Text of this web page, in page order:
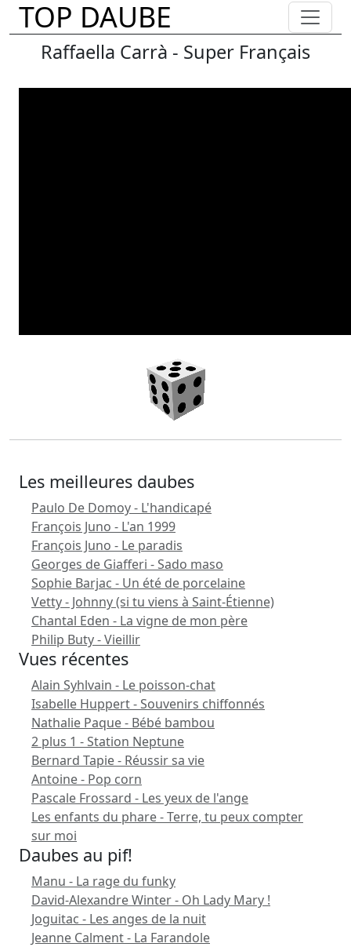
TOP DAUBE
Raffaella Carrà - Super Français
Les meilleures daubes
Paulo De Domoy - L'handicapé
François Juno - L'an 1999
François Juno - Le paradis
Georges de Giafferi - Sado maso
Sophie Barjac - Un été de porcelaine
Vetty - Johnny (si tu viens à Saint-Étienne)
Chantal Eden - La vigne de mon père
Philip Buty - Vieillir
Vues récentes
Alain Syhlvain - Le poisson-chat
Isabelle Huppert - Souvenirs chiffonnés
Nathalie Paque - Bébé bambou
2 plus 1 - Station Neptune
Bernard Tapie - Réussir sa vie
Antoine - Pop corn
Pascale Frossard - Les yeux de l'ange
Les enfants du phare - Terre, tu peux compter
sur moi
Daubes au pif!
Manu - La rage du funky
David-Alexandre Winter - Oh Lady Mary !
Joguitac - Les anges de la nuit
Jeanne Calment - La Farandole